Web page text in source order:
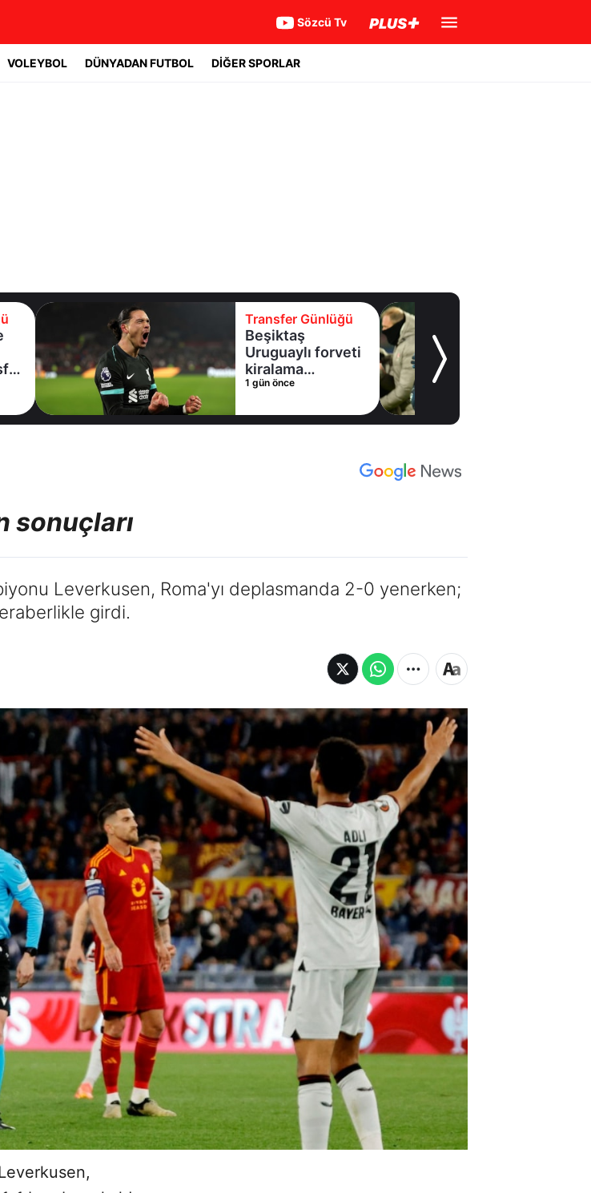
Sözcü Tv
VOLEYBOL DÜNYADAN FUTBOL DİĞER SPORLAR
Transfer Günlüğü
Beşiktaş
Uruguaylı forveti
kiralama
konusunda Al
Adım adım Nunez
1 gün önce
sonuçları
Leverkusen, Roma'yı deplasmanda 2-0 yenerken;
girdi.